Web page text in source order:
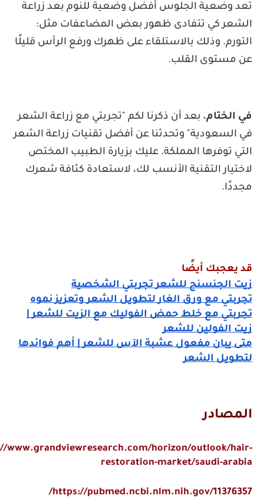
وضعية الجلوس أفضل وضعية للنوم بعد زراعة
كي تتفادى ظهور بعض المضاعفات مثل:
وذلك بالاستلقاء على ظهرك ورفع الرأس قليلًا
القلب.
، بعد أن ذكرنا لكم "تجربتي مع زراعة الشعر
وتحدثنا عن أفضل تقنيات زراعة الشعر
توفرها المملكة. عليك بزيارة الطبيب المختص
التقنية الأنسب لك، لاستعادة كثافة شعرك
أيضًا
الجنسنج للشعر تجربتي الشخصية
مع ورق الغار لتطويل الشعر وتعزيز نموه
مع خلط حمض الفوليك مع الزيت للشعر |
الفولين للشعر
يبان مفعول عشبة الآس للشعر | أهم فوائدها
الشعر
https://www.grandviewresearch.com/horizon/outlook/
restoration-market/saudi-
https://pubmed.ncbi.nlm.nih.gov/